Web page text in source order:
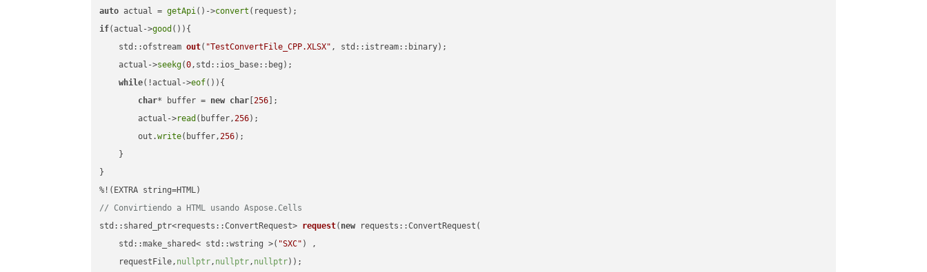
auto actual = getApi()->convert
if(actual->good ()){
std::ofstream out( "TestConvertFile_CPP.XLSX" , std::istream::binary) ;
    actual->
seekg(0,std::ios_base::beg);
while(!actual->eof()){
char* buffer = new char [256 ];
        actual->
read (buffer,256);
        out.
write(buffer,256);
    }
}
// Convirtiendo a HTML usando Aspose.Cells
std::shared_ptr<requests::ConvertRequest> request( new requests::ConvertRequest(
    std::make_shared< std::wstring >(
"SXC" ) ,
    requestFile,
nullptr, nullptr, nullptr))